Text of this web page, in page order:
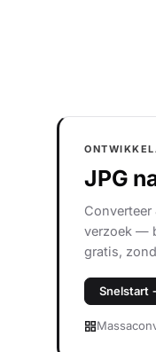
JPG
Converteer
verzoek —
gratis,
Snelstart